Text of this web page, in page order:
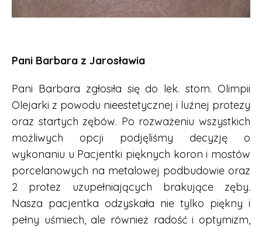
Pani Barbara z Jarosławia
Pani Barbara zgłosiła się do lek. stom. Olimpii
Olejarki z powodu nieestetycznej i luźnej protezy
oraz startych zębów. Po rozważeniu wszystkich
możliwych opcji podjęliśmy decyzję o
wykonaniu u Pacjentki pięknych koron i mostów
porcelanowych na metalowej podbudowie oraz
2 protez uzupełniających brakujące zęby.
Nasza pacjentka odzyskała nie tylko piękny i
pełny uśmiech, ale również radość i optymizm,